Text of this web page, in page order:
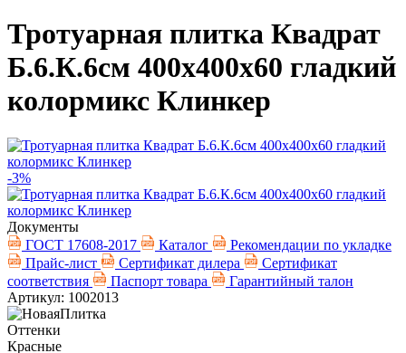
Тротуарная плитка Квадрат
Б.6.К.6см 400х400х60 гладкий
колормикс Клинкер
-3%
Документы
ГОСТ 17608-2017
Каталог
Рекомендации по укладке
Прайс-лист
Сертификат дилера
Сертификат
соответствия
Паспорт товара
Гарантийный талон
Артикул: 1002013
Оттенки
Красные